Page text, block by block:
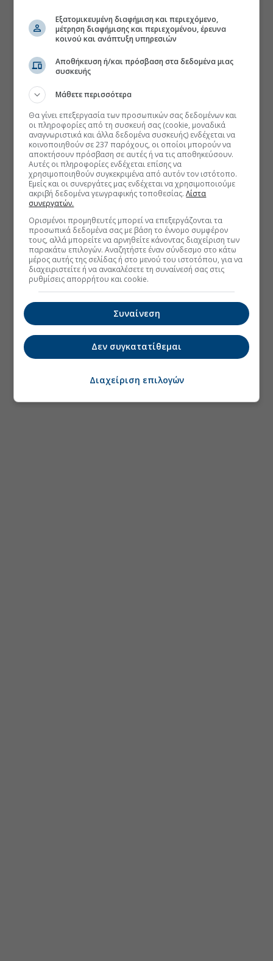
Εξατομικευμένη διαφήμιση και περιεχόμενο,
μέτρηση διαφήμισης και περιεχομένου, έρευνα
κοινού και ανάπτυξη υπηρεσιών
Αποθήκευση ή/και πρόσβαση στα δεδομένα μιας
συσκευής
Μάθετε περισσότερα
Θα γίνει επεξεργασία των προσωπικών σας δεδομένων και
οι πληροφορίες από τη συσκευή σας (cookie, μοναδικά
αναγνωριστικά και άλλα δεδομένα συσκευής) ενδέχεται να
κοινοποιηθούν σε 237 παρόχους, οι οποίοι μπορούν να
αποκτήσουν πρόσβαση σε αυτές ή να τις αποθηκεύσουν.
Αυτές οι πληροφορίες ενδέχεται επίσης να
χρησιμοποιηθούν συγκεκριμένα από αυτόν τον ιστότοπο.
Εμείς και οι συνεργάτες μας ενδέχεται να χρησιμοποιούμε
ακριβή δεδομένα γεωγραφικής τοποθεσίας.Λίστα
συνεργατών.
Ορισμένοι προμηθευτές μπορεί να επεξεργάζονται τα
προσωπικά δεδομένα σας με βάση το έννομο συμφέρον
τους, αλλά μπορείτε να αρνηθείτε κάνοντας διαχείριση των
παρακάτω επιλογών. Αναζητήστε έναν σύνδεσμο στο κάτω
μέρος αυτής της σελίδας ή στο μενού του ιστοτόπου, για να
διαχειριστείτε ή να ανακαλέσετε τη συναίνεσή σας στις
ρυθμίσεις απορρήτου και cookie.
Συναίνεση
Δεν συγκατατίθεμαι
Διαχείριση επιλογών